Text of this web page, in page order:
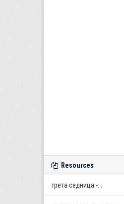
Resources
трета седница -...